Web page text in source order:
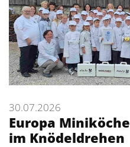
30.07.2026
Europa
im Knödeldrehen